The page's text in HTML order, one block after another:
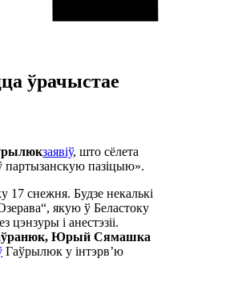
ўрачыстае
заявіў, што сёлета
партызанскую пазіцыю».
17 снежня. Будзе некалькі
якую ў Беластоку
цэнзуры і анестэзіі.
Юрый Сямашка
Гаўрылюк у інтэрв’ю